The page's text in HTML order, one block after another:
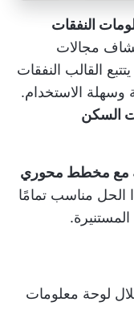
النفقات
مجالات
القالب النفقات
الاستخدام.
السكن
مع مخطط محوري
الحل مناسب تمامًا
لوحة معلومات